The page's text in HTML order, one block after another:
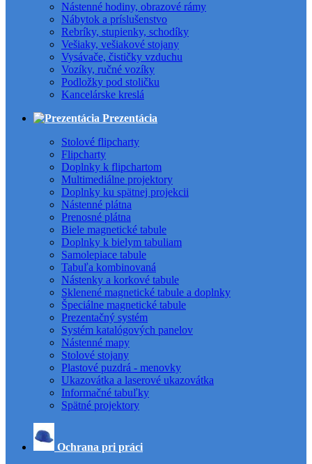
Nástenné hodiny, obrazové rámy
Nábytok a príslušenstvo
Rebríky, stupienky, schodíky
Vešiaky, vešiakové stojany
Vysávače, čističky vzduchu
Vozíky, ručné vozíky
Podložky pod stoličku
Kancelárske kreslá
Prezentácia
Stolové flipcharty
Flipcharty
Doplnky k flipchartom
Multimediálne projektory
Doplnky ku spätnej projekcii
Nástenné plátna
Prenosné plátna
Biele magnetické tabule
Doplnky k bielym tabuliam
Samolepiace tabule
Tabuľa kombinovaná
Nástenky a korkové tabule
Sklenené magnetické tabule a doplnky
Špeciálne magnetické tabule
Prezentačný systém
Systém katalógových panelov
Nástenné mapy
Stolové stojany
Plastové puzdrá - menovky
Ukazovátka a laserové ukazovátka
Informačné tabuľky
Spätné projektory
Ochrana pri práci